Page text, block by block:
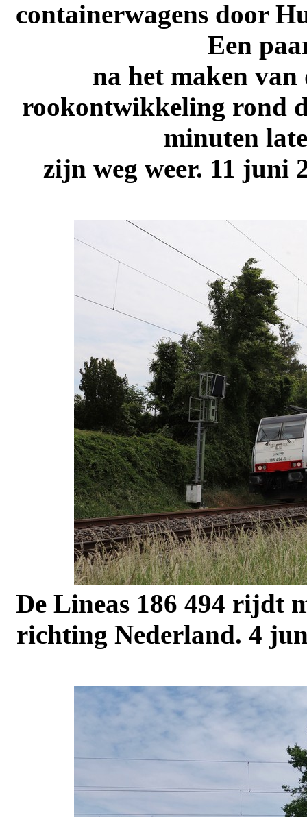
containerwagens door
Een
na het maken
rookontwikkeling rond
minuten
zijn weg weer. 11 juni
De Lineas 186 494 rijdt
richting Nederland. 4